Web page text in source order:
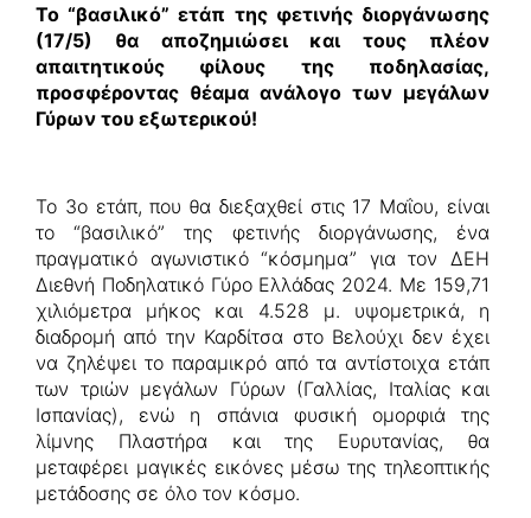
Το “βασιλικό” ετάπ της φετινής διοργάνωσης
(17/5) θα αποζημιώσει και τους πλέον
απαιτητικούς φίλους της ποδηλασίας,
προσφέροντας θέαμα ανάλογο των μεγάλων
Γύρων του εξωτερικού!
Το 3ο ετάπ, που θα διεξαχθεί στις 17 Μαΐου, είναι
το “βασιλικό” της φετινής διοργάνωσης, ένα
πραγματικό αγωνιστικό “κόσμημα” για τον ΔΕΗ
Διεθνή Ποδηλατικό Γύρο Ελλάδας 2024. Με 159,71
χιλιόμετρα μήκος και 4.528 μ. υψομετρικά, η
διαδρομή από την Καρδίτσα στο Βελούχι δεν έχει
να ζηλέψει το παραμικρό από τα αντίστοιχα ετάπ
των τριών μεγάλων Γύρων (Γαλλίας, Ιταλίας και
Ισπανίας), ενώ η σπάνια φυσική ομορφιά της
λίμνης Πλαστήρα και της Ευρυτανίας, θα
μεταφέρει μαγικές εικόνες μέσω της τηλεοπτικής
μετάδοσης σε όλο τον κόσμο.